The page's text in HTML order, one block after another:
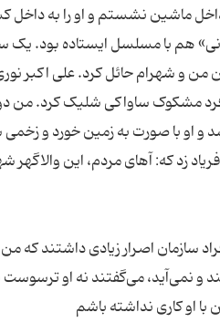
من و شهرام حائل کرد. علی اکبر
مشکوک ساواکی شلیک کرد. من
و او با صورت به زمین خورد و
سازمان اصرار زیادی داشتند که
و نمی‌آید، می‌گفتند نه او ترسوست